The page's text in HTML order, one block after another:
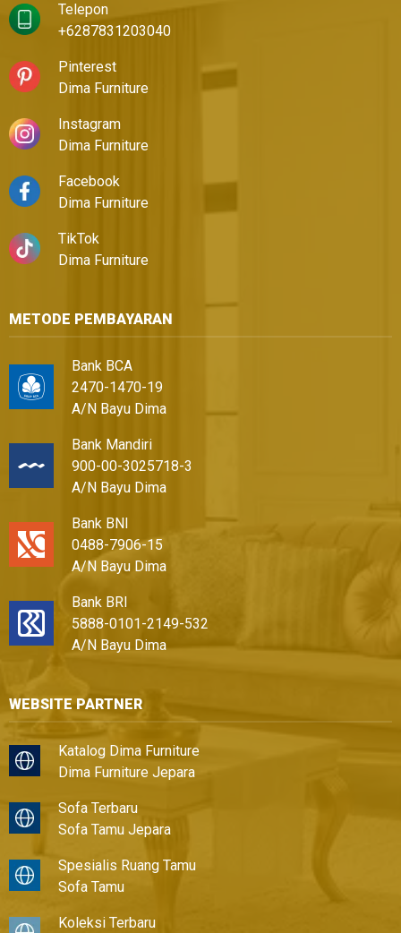
Telepon
+6287831203040
Pinterest
Dima Furniture
Instagram
Dima Furniture
Facebook
Dima Furniture
TikTok
Dima Furniture
METODE PEMBAYARAN
Bank BCA
2470-1470-19
A/N Bayu Dima
Bank Mandiri
900-00-3025718-3
A/N Bayu Dima
Bank BNI
0488-7906-15
A/N Bayu Dima
Bank BRI
5888-0101-2149-532
A/N Bayu Dima
WEBSITE PARTNER
Katalog Dima Furniture
Dima Furniture Jepara
Sofa Terbaru
Sofa Tamu Jepara
Spesialis Ruang Tamu
Sofa Tamu
Koleksi Terbaru